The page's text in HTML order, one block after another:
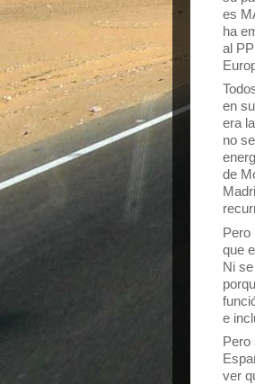
es
ha
al
en
era
no
de
Pero
que
Ni
e
Pero
ver